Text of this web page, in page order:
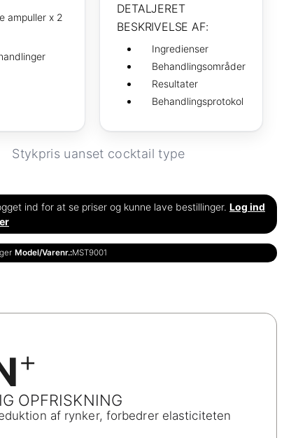
ampuller х 2
DETALJERET
BESKRIVELSE AF:
Ingredienser
Behandlingsområder
Resultater
Behandlingsprotokol
Stykpris uanset cocktail type
ind for at se priser og kunne lave bestillinger. Log ind
Model/Varenr.:MST9001
+
OPFRISKNING
af rynker, forbedrer elasticiteten